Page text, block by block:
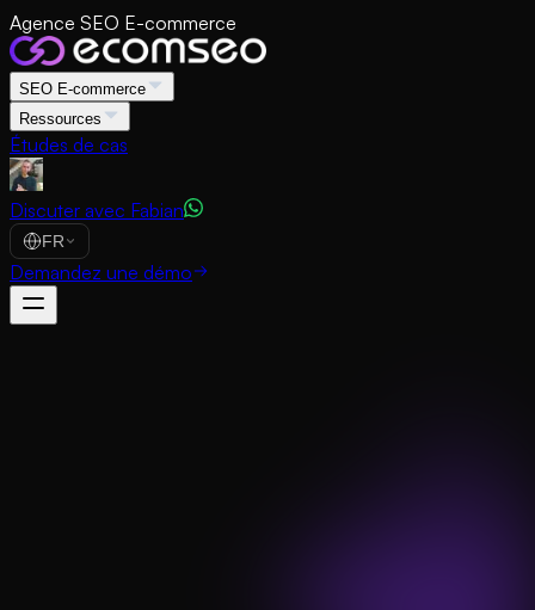
Agence SEO E-commerce
SEO E-commerce
Ressources
Études de cas
Discuter avec Fabian
FR
Demandez une démo